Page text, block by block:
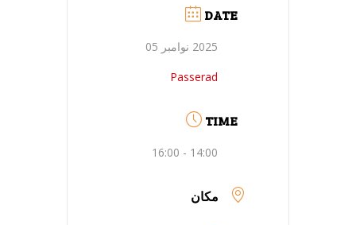
DATE
2025 نوامبر 05
Passerad
TIME
14:00 - 16:00
مکان